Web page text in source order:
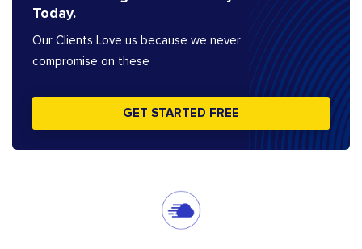
Today.
Our Clients Love us because we never
compromise on these
GET STARTED FREE